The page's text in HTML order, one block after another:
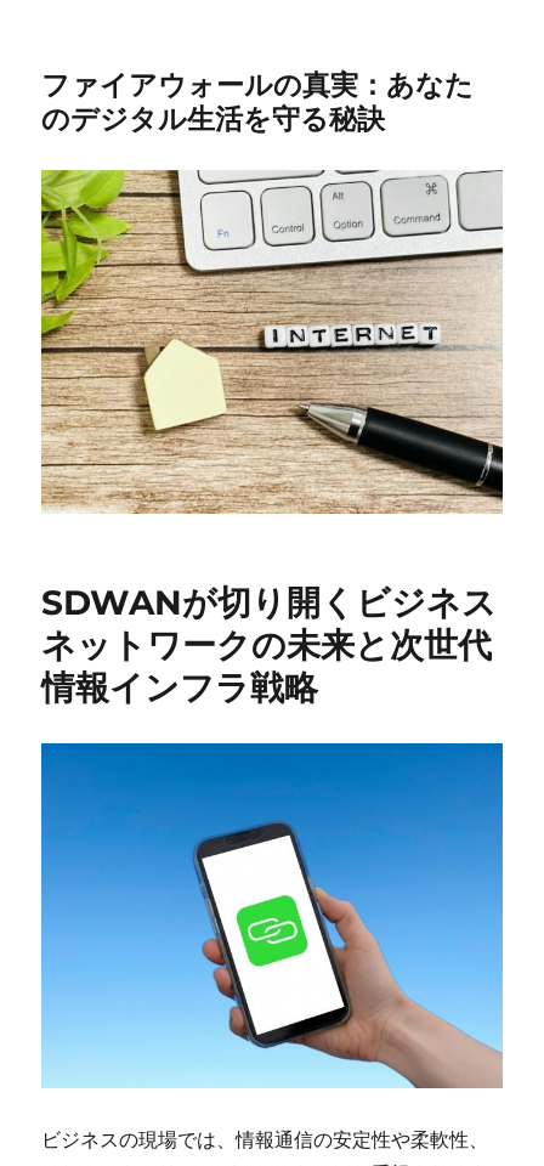
ファイアウォールの真実：あなた
のデジタル生活を守る秘訣
SDWANが切り開くビジネス
ネットワークの未来と次世代
情報インフラ戦略
ビジネスの現場では、情報通信の安定性や柔軟性、